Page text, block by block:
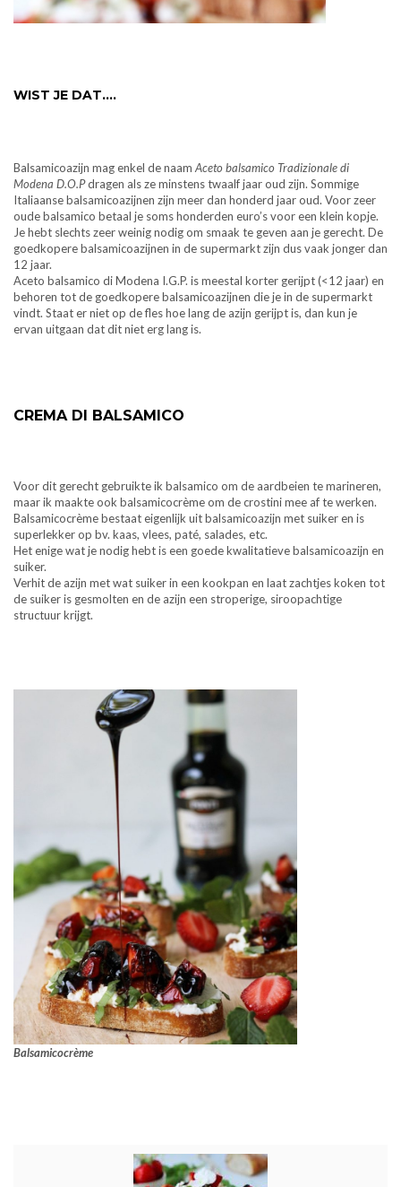
WIST JE DAT….
Balsamicoazijn mag enkel de naam Aceto balsamico Tradizionale di
Modena D.O.Pdragen als ze minstens twaalf jaar oud zijn. Sommige
Italiaanse balsamicoazijnen zijn meer dan honderd jaar oud. Voor zeer
oude balsamico betaal je soms honderden euro’s voor een klein kopje.
Je hebt slechts zeer weinig nodig om smaak te geven aan je gerecht. De
goedkopere balsamicoazijnen in de supermarkt zijn dus vaak jonger dan
12 jaar.
Aceto balsamico di Modena I.G.P. is meestal korter gerijpt (<12 jaar) en
behoren tot de goedkopere balsamicoazijnen die je in de supermarkt
vindt. Staat er niet op de fles hoe lang de azijn gerijpt is, dan kun je
ervan uitgaan dat dit niet erg lang is.
CREMA DI BALSAMICO
Voor dit gerecht gebruikte ik balsamico om de aardbeien te marineren,
maar ik maakte ook balsamicocrème om de crostini mee af te werken.
Balsamicocrème bestaat eigenlijk uit balsamicoazijn met suiker en is
superlekker op bv. kaas, vlees, paté, salades, etc.
Het enige wat je nodig hebt is een goede kwalitatieve balsamicoazijn en
suiker.
Verhit de azijn met wat suiker in een kookpan en laat zachtjes koken tot
de suiker is gesmolten en de azijn een stroperige, siroopachtige
structuur krijgt.
Balsamicocrème